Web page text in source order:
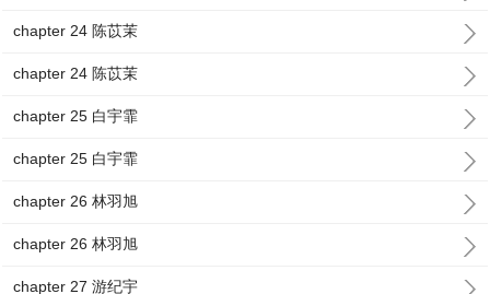
chapter 24 陈苡茉
chapter 24 陈苡茉
chapter 25 白宇霏
chapter 25 白宇霏
chapter 26 林羽旭
chapter 26 林羽旭
chapter 27 游纪宇